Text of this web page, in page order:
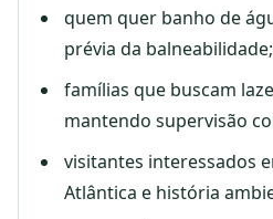
quem quer banho de
prévia da balneabilidade;
famílias que buscam
mantendo supervisão
visitantes interessados
Atlântica e história